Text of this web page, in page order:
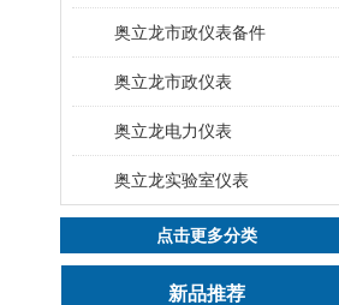
奥立龙市政仪表备件
奥立龙市政仪表
奥立龙电力仪表
奥立龙实验室仪表
点击更多分类
新品推荐